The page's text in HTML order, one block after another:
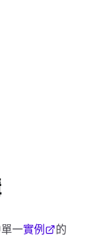
單一實例
的